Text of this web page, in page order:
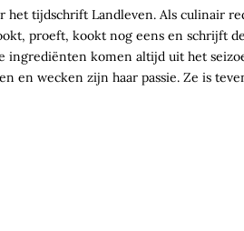
tijdschrift Landleven. Als culinair
proeft, kookt nog eens en schrijft
ingrediënten komen altijd uit het
en wecken zijn haar passie. Ze is